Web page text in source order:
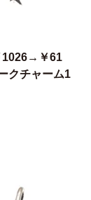
1026→￥61
クチャーム1